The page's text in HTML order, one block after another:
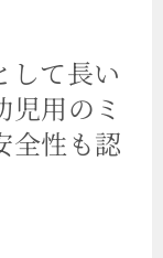
して長い
用のミ
全性も認